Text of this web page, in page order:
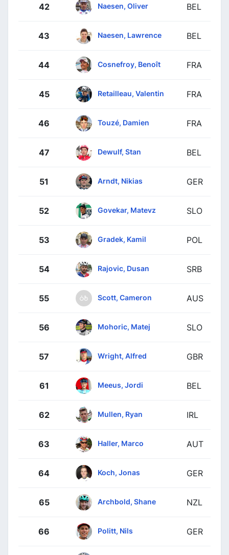
42 Naesen, Oliver BEL
43 Naesen, Lawrence BEL
44 Cosnefroy, Benoît FRA
45 Retailleau, Valentin FRA
46 Touzé, Damien FRA
47 Dewulf, Stan BEL
51 Arndt, Nikias GER
52 Govekar, Matevz SLO
53 Gradek, Kamil POL
54 Rajovic, Dusan SRB
55 Scott, Cameron AUS
56 Mohoric, Matej SLO
57 Wright, Alfred GBR
61 Meeus, Jordi BEL
62 Mullen, Ryan IRL
63 Haller, Marco AUT
64 Koch, Jonas GER
65 Archbold, Shane NZL
66 Politt, Nils GER